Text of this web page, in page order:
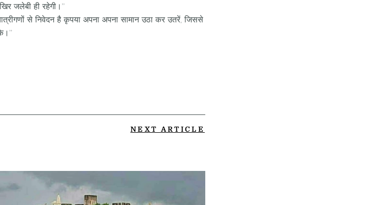
जलेबी ही रहेगी।’’
से निवेदन है कृपया अपना अपना सामान उठा कर उतरें, जिससे
NEXT ARTICLE